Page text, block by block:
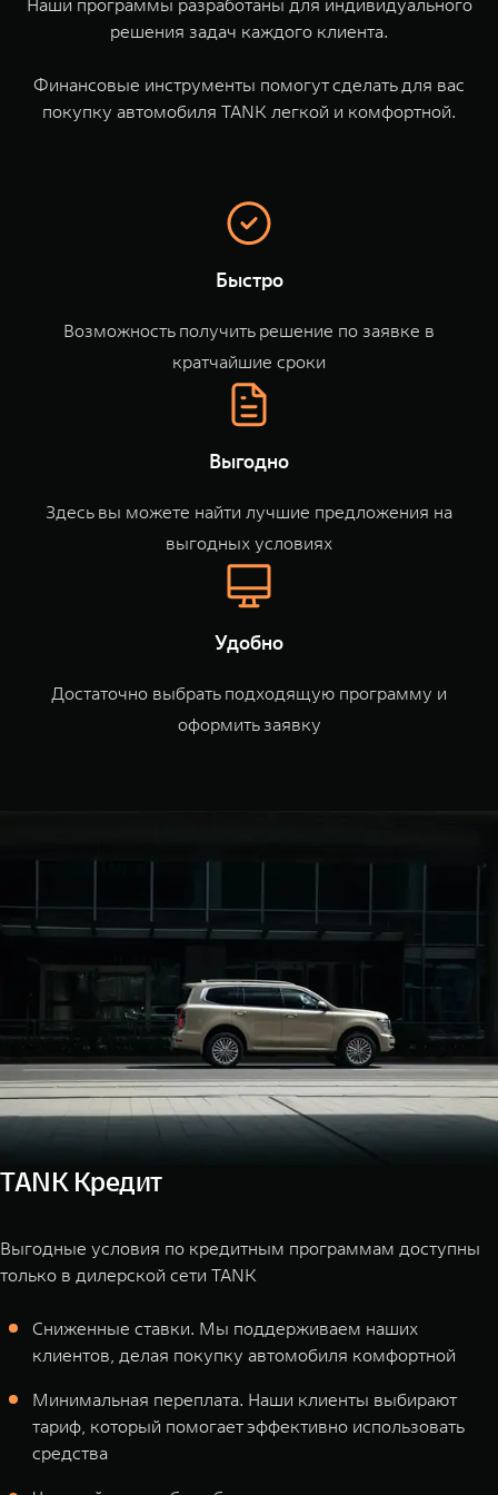
TANK 500
от 6 499 000 ₽
TANK 700
Сила признания
от 10 199 000 ₽
от 6 149 000 ₽
WEY 05
от 5 699 000 ₽
WEY 80
Масштаб возможностей
WEY 80 Лаундж
Масштаб возможностей
от 8 099 000 ₽
ПОКУПКА АВТОМОБИЛЯ
Корпоративным клиентам
Сервис
Моторные масла
Наши программы разработаны для индивидуального
решения задач каждого клиента.⁣⁣⁣⁣
Финансовые инструменты помогут сделать для вас
покупку автомобиля TANK легкой и комфортной.
Быстро
Возможность получить решение по заявке в
кратчайшие сроки
Выгодно
Здесь вы можете найти лучшие предложения на
выгодных условиях
Удобно
Достаточно выбрать подходящую программу и
оформить заявку
TANK Кредит
Выгодные условия по кредитным программам доступны
только в дилерской сети TANK
Сниженные ставки. Мы поддерживаем наших
клиентов, делая покупку автомобиля комфортной
Минимальная переплата. Наши клиенты выбирают
тариф, который помогает эффективно использовать
средства